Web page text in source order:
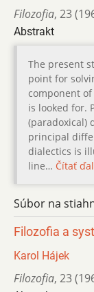
Filozofia, 23
Abstrakt
The present
point for
component
is looked for.
(paradoxical)
principal
dialectics is
line… Čítať
Súbor na
Filozofia a
Karol Hájek
Filozofia, 23